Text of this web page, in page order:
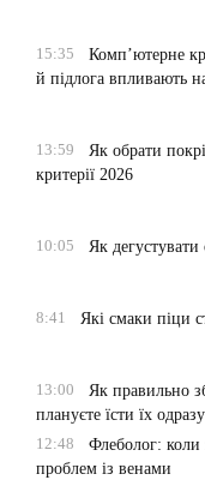
15:35
Комп’ютерне
й підлога впливають
13:59
Як обрати
критерії 2026
10:05
Як дегустувати
8:41
Які смаки піци
13:00
Як правильно
плануєте їсти їх одразу
12:48
Флеболог: коли
проблем із венами